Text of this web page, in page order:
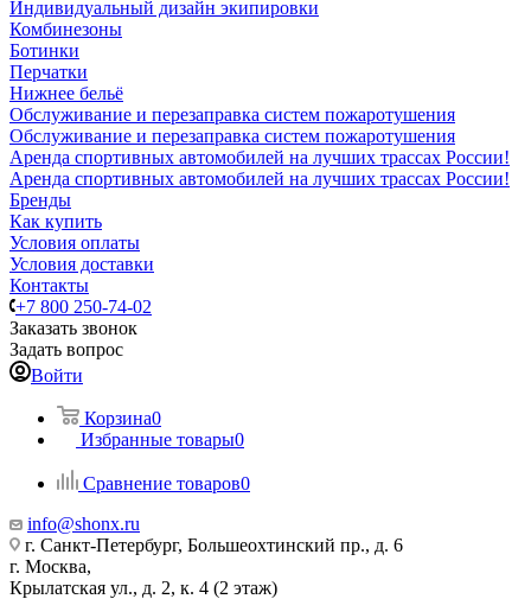
Индивидуальный дизайн экипировки
Комбинезоны
Ботинки
Перчатки
Нижнее бельё
Обслуживание и перезаправка систем пожаротушения
Обслуживание и перезаправка систем пожаротушения
Аренда спортивных автомобилей на лучших трассах России!
Аренда спортивных автомобилей на лучших трассах России!
Бренды
Как купить
Условия оплаты
Условия доставки
Контакты
+7 800 250-74-02
Заказать звонок
Задать вопрос
Войти
Корзина0
Избранные товары0
Сравнение товаров0
info@shonx.ru
г. Санкт-Петербург, Большеохтинский пр., д. 6
г. Москва,
Крылатская ул., д. 2, к. 4 (2 этаж)